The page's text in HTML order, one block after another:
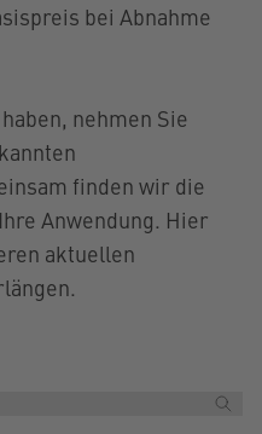
bei Abnahme
nehmen Sie
finden wir die
Anwendung. Hier
aktuellen